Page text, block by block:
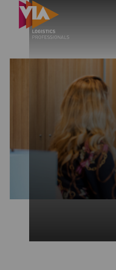
VIA
Logistics